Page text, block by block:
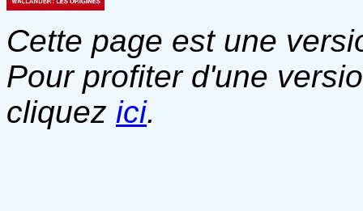
Cette page est une
Pour profiter d'une
cliquez ici.